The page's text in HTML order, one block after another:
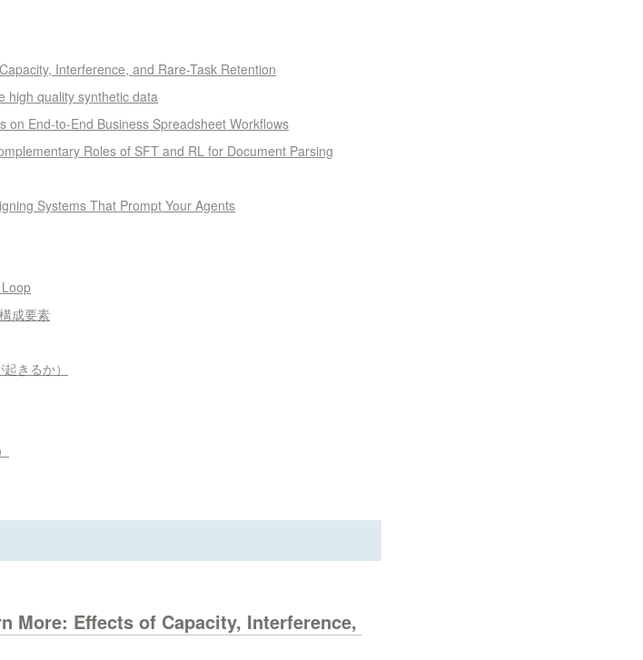
Interference, and Rare-Task Retention
high quality synthetic data
on End-to-End Business Spreadsheet Workflows
Roles of SFT and RL for Document Parsing
Systems That Prompt Your Agents
成要素
きるか）
More: Effects of Capacity, Interference,